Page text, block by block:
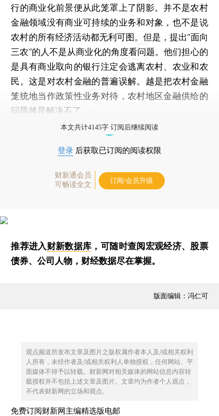
行的商业化前景便从此笼罩上了阴影。并不是农村
金融领域没有商业可持续的业务和对象，也不是说
农村的所有经济活动都无利可图。但是，提出“面向
三农”的人不是从商业化的角度看问题。他们担心的
是具有商业取向的银行注定会逃离农村、农业和农
民。这是对农村金融的普遍误解。越是把农村金融
笼统地当作政策性业务对待，农村地区金融供给的
问题越是解决不了。
本文共计4145字 订阅后继续阅读
登录 后获取已订阅的阅读权限
财新通会员
可畅读全文
订阅/会员升级
推荐进入财新数据库 ，可随时查阅宏观经济、股票
债券、公司人物，财经数据尽在掌握。
版面编辑：冯仁可
观点频道所发布文章及图片之版权属作者本人及/或相关权利
人所有，未经作者及/或相关权利人单独授权，任何网站、平
面媒体不得予以转载。财新网对相关媒体的网站信息内容转
载授权并不包括上述文章及图片。文章均为作者个人观点，
不代表财新网的立场和观点。
免费订阅财新网主编精选版电邮